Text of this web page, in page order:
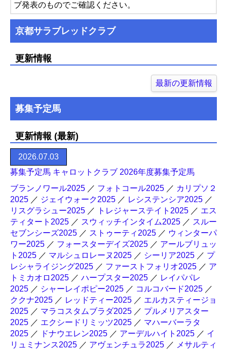
ブ発表のものでご確認ください。
京都サラブレッドクラブ
更新情報
最新の更新情報
募集予定馬
更新情報 (最新)
2026.07.03
募集予定馬 キャロットクラブ 2026年度募集予定馬
ブランノワール2025 ／ フォトコール2025 ／ カリプソ２
2025 ／ ジェイウォーク2025 ／ レシステンシア2025 ／
リスグラシュー2025 ／ トレジャーステイト2025 ／ エス
ティタート2025 ／ スウィッチインタイム2025 ／ スルー
セブンシーズ2025 ／ ストゥーティ2025 ／ ウィンターパ
ワー2025 ／ フォースターデイズ2025 ／ アールブリュッ
ト2025 ／ マルシュロレーヌ2025 ／ シーリア2025 ／ プ
レシャライジング2025 ／ ファーストフォリオ2025 ／ ア
トミカオロ2025 ／ ハープスター2025 ／ レイパパレ
2025 ／ シャーレイポピー2025 ／ コルコバード2025 ／
ククナ2025 ／ レッドティー2025 ／ エルカスティージョ
2025 ／ マラコスタムブラダ2025 ／ プルメリアスター
2025 ／ エクシードリミッツ2025 ／ マハーバーラタ
2025 ／ ドナウエレン2025 ／ アーデルハイト2025 ／ イ
リュミナンス2025 ／ アヴェンチュラ2025 ／ メサルティ